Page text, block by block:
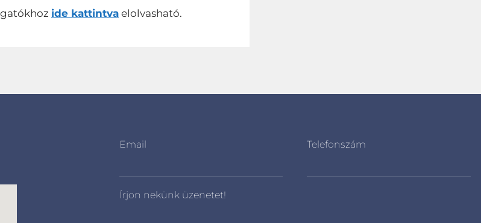
ide kattintva elolvasható.
Email Telefonszám
Írjon nekünk üzenetet!